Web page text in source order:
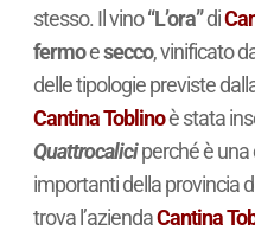
stesso. Il vino“L’ora”di
fermoesecco, vinificato
delle tipologie previste
Cantina Toblinoè stata
Quattrocaliciperché è una
importanti della provincia
trova l’aziendaCantina